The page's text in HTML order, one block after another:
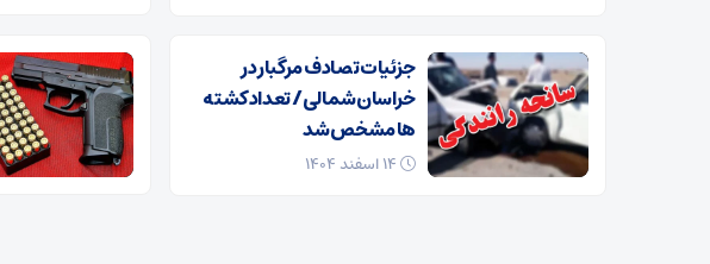
جزئیات تصادف مرگبار در
خراسان‌شمالی/ تعداد کشته
ها مشخص شد